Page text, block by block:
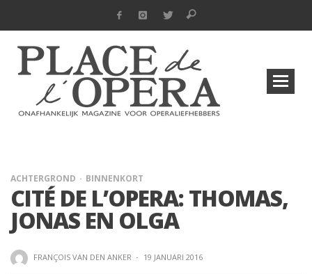
ACHTERGROND BINNENKORT
CITÉ DE L’OPERA: THOMAS,
JONAS EN OLGA
FRANÇOIS VAN DEN ANKER · 19 JANUARI 2016